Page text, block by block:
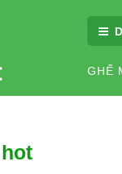
GHẾ
hot